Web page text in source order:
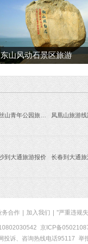
东山风动石景区旅游
螺丝山青年公园旅游线路
凤凰山旅游
到大通旅游报价
长春到大通
务合作 加入我们 "严重违规
京ICP备
投诉、咨询热线电话95117 举